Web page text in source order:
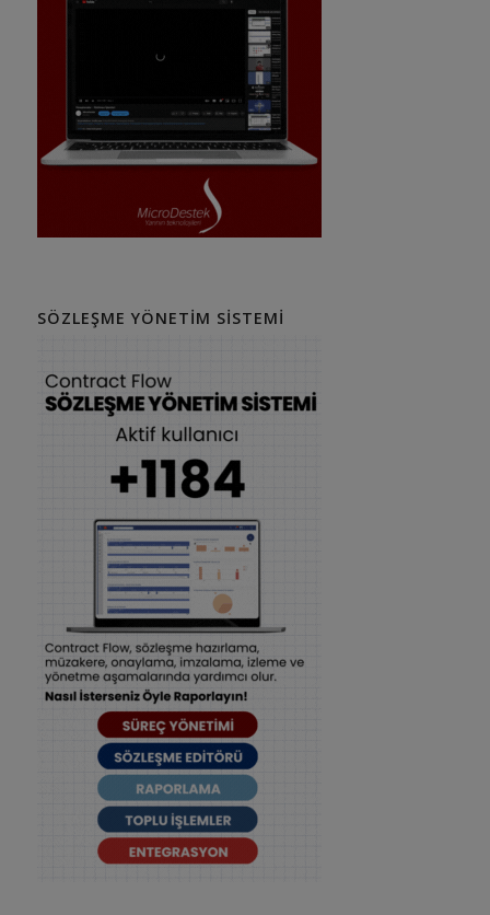
SÖZLEŞME YÖNETIM SISTEMI